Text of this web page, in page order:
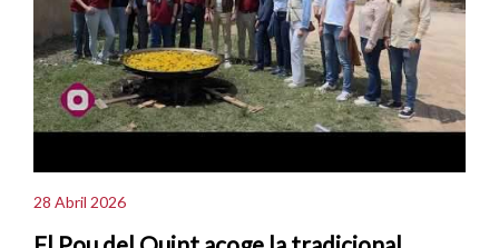
28 Abril 2026